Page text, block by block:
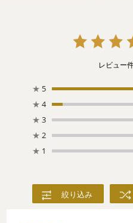
レビュー
★ 5
★ 4
★ 3
★ 2
★ 1
絞り込み